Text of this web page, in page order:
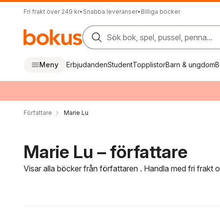
Fri frakt över 249 kr• Snabba leveranser• Billiga böcker
Sök bok, spel, pussel, penna...
Meny ErbjudandenStudentTopplistorBarn & ungdom
Författare Marie Lu
Marie Lu – författare
Visar alla böcker från författaren . Handla med fri frakt